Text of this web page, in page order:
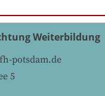
Weiterbildung
potsdam.de
5